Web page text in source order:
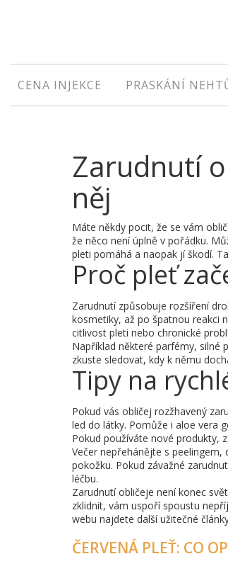
CENA INJEKCE PRASKÁNÍ
Zarudnutí
něj
Máte někdy pocit, že se vám
že něco není úplně v pořádku.
pleti pomáhá a naopak jí škodí.
Proč pleť
Zarudnutí způsobuje rozšíření
kosmetiky, až po špatnou reakci
citlivost pleti nebo chronické
Například některé parfémy, silné
zkuste sledovat, kdy k němu
Tipy na
Pokud vás obličej rozžhavený
led do látky. Pomůže i aloe vera
Pokud používáte nové produkty,
Večer nepřehánějte s
pokožku. Pokud závažné
léčbu.
Zarudnutí obličeje není konec
zklidnit, vám uspoří spoustu
webu najdete další užitečné
ČERVENÁ PLEŤ: CO